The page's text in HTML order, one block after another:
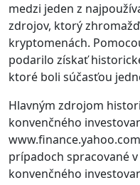
medzi jeden z
zdrojov, ktorý
kryptomenách.
podarilo získať
ktoré boli súčasťou
Hlavným zdrojom
konvenčného
prípadoch spracované
konvenčného